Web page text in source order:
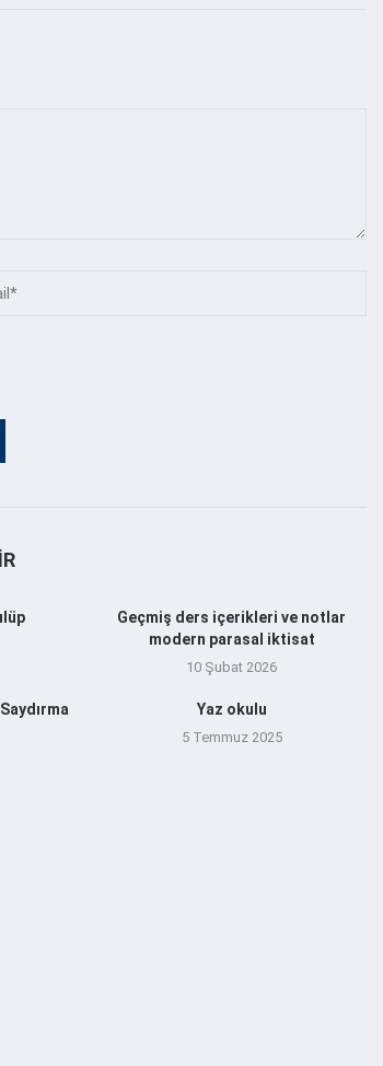
Geçmiş ders içerikleri ve notlar
modern parasal iktisat
10 Şubat 2026
Yaz okulu
5 Temmuz 2025